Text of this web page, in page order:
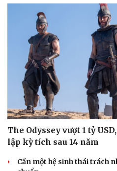
Văn hóa
Sân khấu - Điện ảnh
Văn học
Âm nhạc
Di sản
The Odyssey vượt 1 tỷ
lập kỳ tích sau 14 năm
Cần một hệ sinh thái trách